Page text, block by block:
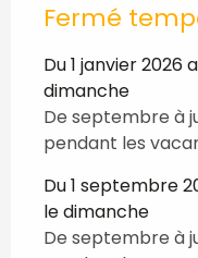
Fermé
Du 1 janvier 2026
dimanche
De septembre à
pendant les
Du 1 septembre
le dimanche
De septembre à